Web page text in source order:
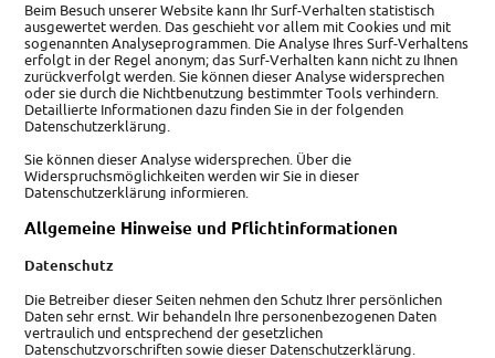
Beim Besuch unserer Website kann Ihr Surf-Verhalten statistisch
ausgewertet werden. Das geschieht vor allem mit Cookies und mit
sogenannten Analyseprogrammen. Die Analyse Ihres Surf-Verhaltens
erfolgt in der Regel anonym; das Surf-Verhalten kann nicht zu Ihnen
zurückverfolgt werden. Sie können dieser Analyse widersprechen
oder sie durch die Nichtbenutzung bestimmter Tools verhindern.
Detaillierte Informationen dazu finden Sie in der folgenden
Datenschutzerklärung.
Sie können dieser Analyse widersprechen. Über die
Widerspruchsmöglichkeiten werden wir Sie in dieser
Datenschutzerklärung informieren.
Allgemeine Hinweise und Pflichtinformationen
Datenschutz
Die Betreiber dieser Seiten nehmen den Schutz Ihrer persönlichen
Daten sehr ernst. Wir behandeln Ihre personenbezogenen Daten
vertraulich und entsprechend der gesetzlichen
Datenschutzvorschriften sowie dieser Datenschutzerklärung.